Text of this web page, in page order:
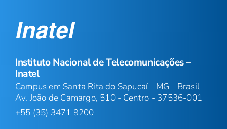
Instituto Nacional de Telecomunicações –
Inatel
Campus em Santa Rita do Sapucaí - MG - Brasil
Av. João de Camargo, 510 - Centro - 37536-001
+55 (35) 3471 9200